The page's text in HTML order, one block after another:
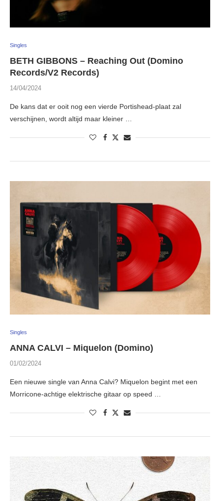
Singles
BETH GIBBONS – Reaching Out (Domino
Records/V2 Records)
14/04/2024
De kans dat er ooit nog een vierde Portishead-plaat zal
verschijnen, wordt altijd maar kleiner …
Singles
ANNA CALVI – Miquelon (Domino)
01/02/2024
Een nieuwe single van Anna Calvi? Miquelon begint met een
Morricone-achtige elektrische gitaar op speed …